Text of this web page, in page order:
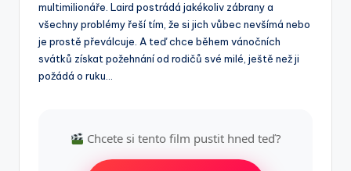
multimilionáře. Laird postrádá jakékoliv zábrany a
všechny problémy řeší tím, že si jich vůbec nevšímá nebo
je prostě převálcuje. A teď chce během vánočních
svátků získat požehnání od rodičů své milé, ještě než ji
požádá o ruku…
Chcete si tento film pustit hned teď?